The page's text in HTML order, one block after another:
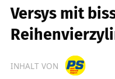
Versys mit
INHALT VON